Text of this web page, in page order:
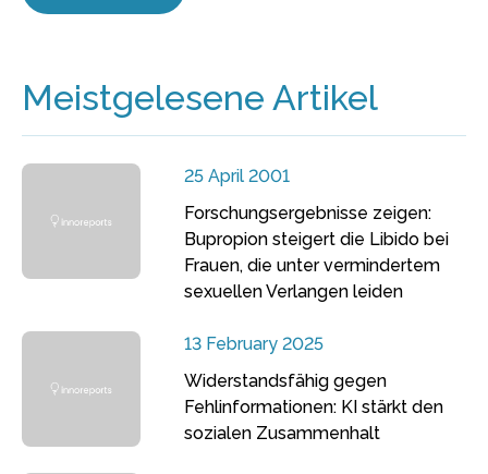
Meistgelesene Artikel
25 April 2001
Forschungsergebnisse zeigen:
Bupropion steigert die Libido bei
Frauen, die unter vermindertem
sexuellen Verlangen leiden
13 February 2025
Widerstandsfähig gegen
Fehlinformationen: KI stärkt den
sozialen Zusammenhalt